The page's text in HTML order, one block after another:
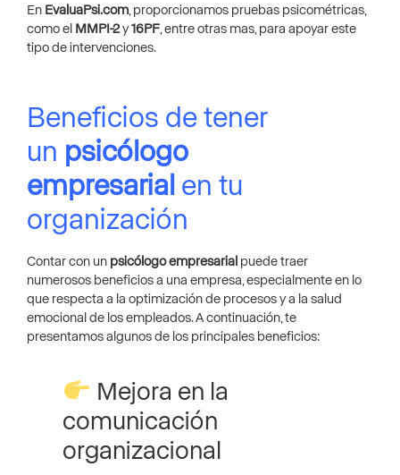
En EvaluaPsi.com, proporcionamos pruebas psicométricas,
como el MMPI-2 y16PF, entre otras mas, para apoyar este
tipo de intervenciones.
Beneficios de tener
un psicólogo
empresarial en tu
organización
Contar con un psicólogo empresarial puede traer
numerosos beneficios a una empresa, especialmente en lo
que respecta a la optimización de procesos y a la salud
emocional de los empleados. A continuación, te
presentamos algunos de los principales beneficios:
Mejora en la
comunicación
organizacional